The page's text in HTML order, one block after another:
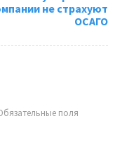
не страхуют
ОСАГО
поля